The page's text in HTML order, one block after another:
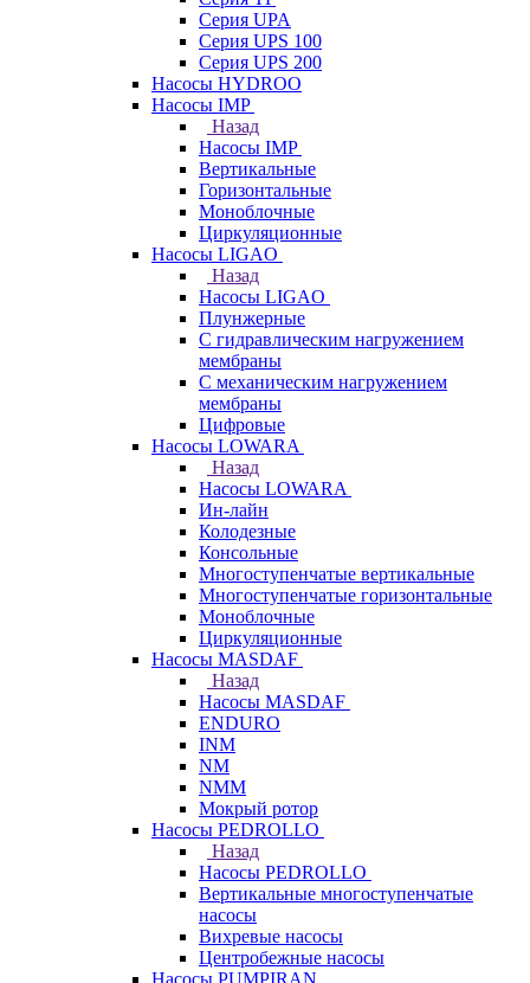
Серия UPA
Серия UPS 100
Серия UPS 200
Насосы HYDROO
Насосы IMP
Назад
Насосы IMP
Вертикальные
Горизонтальные
Моноблочные
Циркуляционные
Насосы LIGAO
Назад
Насосы LIGAO
Плунжерные
С гидравлическим нагружением
мембраны
С механическим нагружением
мембраны
Цифровые
Насосы LOWARA
Назад
Насосы LOWARA
Ин-лайн
Колодезные
Консольные
Многоступенчатые вертикальные
Многоступенчатые горизонтальные
Моноблочные
Циркуляционные
Насосы MASDAF
Назад
Насосы MASDAF
ENDURO
INM
NM
NMM
Мокрый ротор
Насосы PEDROLLO
Назад
Насосы PEDROLLO
Вертикальные многоступенчатые
насосы
Вихревые насосы
Центробежные насосы
Насосы PUMPIRAN